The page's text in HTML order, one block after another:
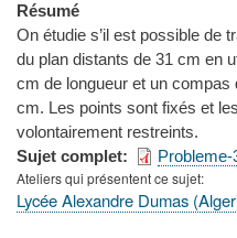
Résumé
On étudie s’il est possible de
du plan distants de 31 cm en
cm de longueur et un compas
cm. Les points sont fixés et
volontairement restreints.
Sujet complet
Probleme-
Ateliers qui présentent ce sujet
Lycée Alexandre Dumas